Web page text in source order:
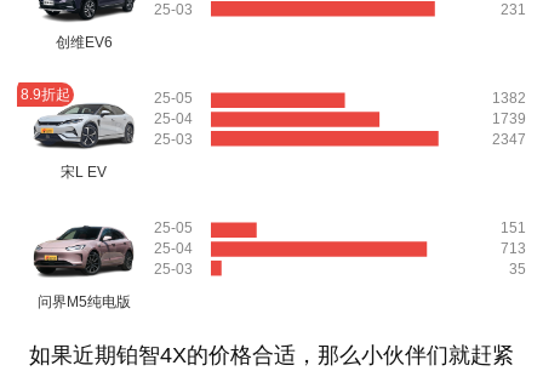
创维EV6
25-03
231
8.9折起
宋L EV
25-05
25-04
25-03
1382
1739
2347
问界M5纯电版
25-05
25-04
25-03
151
713
35
如果近期铂智4X的价格合适，那么小伙伴们就赶紧